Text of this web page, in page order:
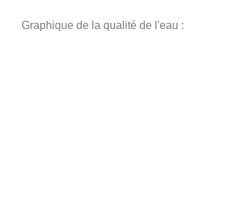
Graphique de la qualité de l'eau :